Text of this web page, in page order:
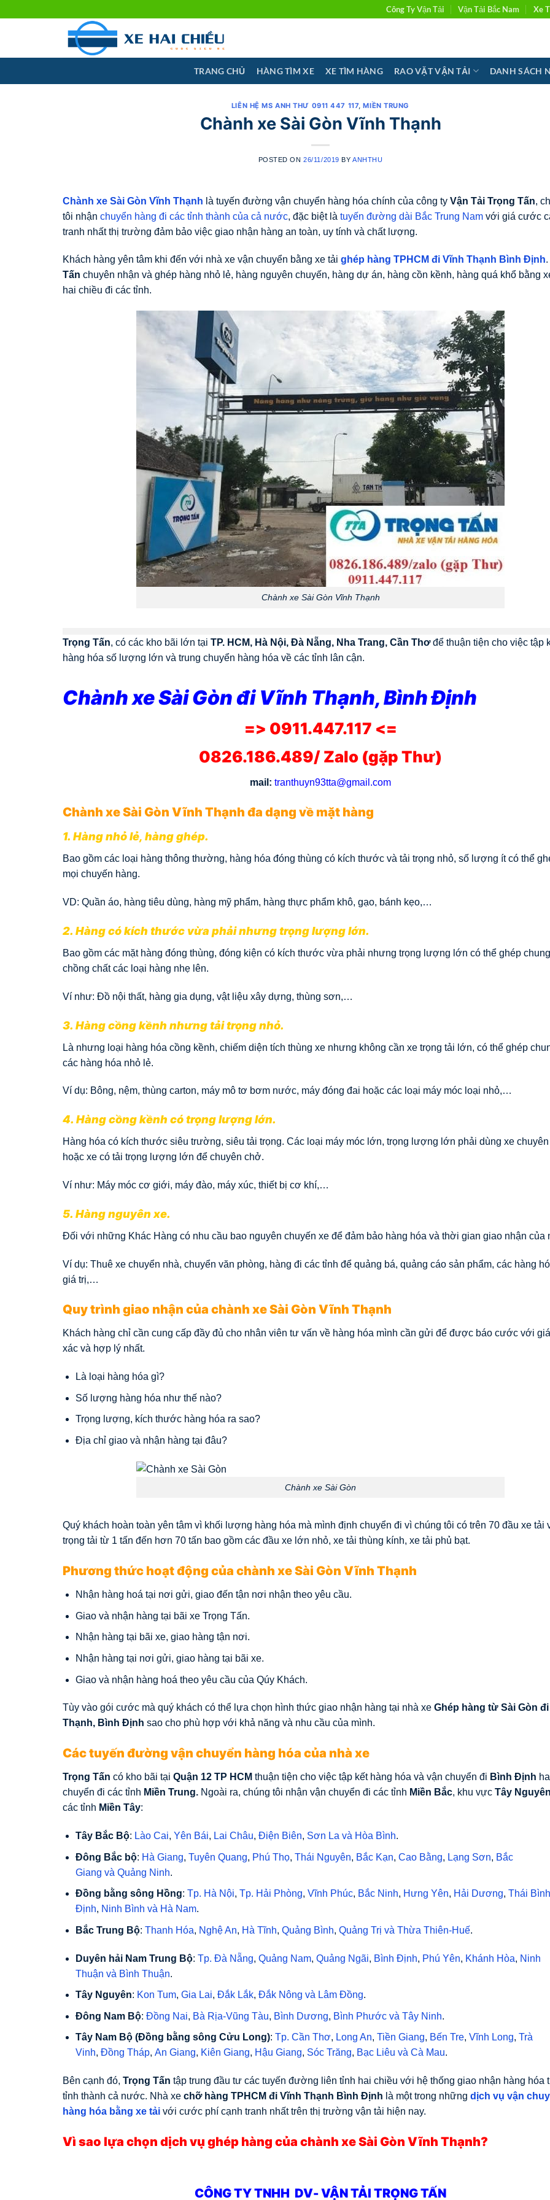
Công Ty Vận Tải Vận Tải Bắc Nam Xe
TRANG CHỦ HÀNG TÌM XE XE TÌM HÀNG RAO VẶT VẬN TẢI DANH SÁCH
LIÊN HỆ MS ANH THƯ 0911 447 117,MIỀN TRUNG
Chành xe Sài Gòn Vĩnh Thạnh
POSTED ON26/11/2019 BYANHTHU
Chành xe Sài Gòn Vĩnh Thạnh là tuyến đường vận chuyển hàng hóa chính của công ty Vận Tải Trọng Tấn,
tôi nhận chuyển hàng đi các tỉnh thành của cả nước, đặc biệt là tuyến đường dài Bắc Trung Nam với giá cước
tranh nhất thị trường đảm bảo việc giao nhận hàng an toàn, uy tính và chất lượng.
Khách hàng yên tâm khi đến với nhà xe vận chuyển bằng xe tải ghép hàng TPHCM đi Vĩnh Thạnh Bình Định.
Tấn chuyên nhận và ghép hàng nhỏ lẻ, hàng nguyên chuyến, hàng dự án, hàng cồn kềnh, hàng quá khổ bằng
hai chiều đi các tỉnh.
Chành xe Sài Gòn Vĩnh Thạnh
Trọng Tấn, có các kho bãi lớn tại TP. HCM, Hà Nội, Đà Nẵng, Nha Trang, Cần Thơđể thuận tiện cho việc tập
hàng hóa số lượng lớn và trung chuyển hàng hóa về các tỉnh lân cận.
Chành xe Sài Gòn đi Vĩnh Thạnh, Bình Định
=> 0911.447.117 <=
0826.186.489/ Zalo (gặp Thư)
mail: tranthuyn93tta@gmail.com
Chành xe Sài Gòn Vĩnh Thạnh đa dạng về mặt hàng
1. Hàng nhỏ lẻ, hàng ghép.
Bao gồm các loại hàng thông thường, hàng hóa đóng thùng có kích thước và tải trọng nhỏ, số lượng ít có thể
mọi chuyến hàng.
VD: Quần áo, hàng tiêu dùng, hàng mỹ phẩm, hàng thực phẩm khô, gạo, bánh kẹo,…
2. Hàng có kích thước vừa phải nhưng trọng lượng lớn.
Bao gồm các mặt hàng đóng thùng, đóng kiện có kích thước vừa phải nhưng trọng lượng lớn có thể ghép
chồng chất các loại hàng nhẹ lên.
Ví như: Đồ nội thất, hàng gia dụng, vật liệu xây dựng, thùng sơn,…
3. Hàng cồng kềnh nhưng tải trọng nhỏ.
Là nhưng loại hàng hóa cồng kềnh, chiếm diện tích thùng xe nhưng không cần xe trọng tải lớn, có thể ghép
các hàng hóa nhỏ lẻ.
Ví dụ: Bông, nệm, thùng carton, máy mô tơ bơm nước, máy đóng đai hoặc các loại máy móc loại nhỏ,…
4. Hàng cồng kềnh có trọng lượng lớn.
Hàng hóa có kích thước siêu trường, siêu tải trọng. Các loại máy móc lớn, trọng lượng lớn phải dùng xe
hoặc xe có tải trọng lượng lớn để chuyên chở.
Ví như: Máy móc cơ giới, máy đào, máy xúc, thiết bị cơ khí,…
5. Hàng nguyên xe.
Đối với những Khác Hàng có nhu cầu bao nguyên chuyến xe để đảm bảo hàng hóa và thời gian giao nhận của
Ví dụ: Thuê xe chuyển nhà, chuyển văn phòng, hàng đi các tỉnh để quảng bá, quảng cáo sản phẩm, các hàng
giá trị,…
Quy trình giao nhận của chành xe Sài Gòn Vĩnh Thạnh
Khách hàng chỉ cần cung cấp đầy đủ cho nhân viên tư vấn về hàng hóa mình cần gửi để được báo cước với
xác và hợp lý nhất.
Là loại hàng hóa gì?
Số lượng hàng hóa như thế nào?
Trọng lượng, kích thước hàng hóa ra sao?
Địa chỉ giao và nhận hàng tại đâu?
Chành xe Sài Gòn
Quý khách hoàn toàn yên tâm vì khối lượng hàng hóa mà mình định chuyển đi vì chúng tôi có trên 70 đầu xe tải
trọng tải từ 1 tấn đến hơn 70 tấn bao gồm các đầu xe lớn nhỏ, xe tải thùng kính, xe tải phủ bạt.
Phương thức hoạt động của chành xe Sài Gòn Vĩnh Thạnh
Nhận hàng hoá tại nơi gửi, giao đến tận nơi nhận theo yêu cầu.
Giao và nhận hàng tại bãi xe Trọng Tấn.
Nhận hàng tại bãi xe, giao hàng tận nơi.
Nhận hàng tại nơi gửi, giao hàng tại bãi xe.
Giao và nhận hàng hoá theo yêu cầu của Qúy Khách.
Tùy vào gói cước mà quý khách có thể lựa chọn hình thức giao nhận hàng tại nhà xe Ghép hàng từ Sài Gòn
Thạnh, Bình Định sao cho phù hợp với khả năng và nhu cầu của mình.
Các tuyến đường vận chuyển hàng hóa của nhà xe
Trọng Tấn có kho bãi tại Quận 12 TP HCM thuận tiện cho việc tập kết hàng hóa và vận chuyển đi Bình Định
chuyển đi các tỉnh Miền Trung. Ngoài ra, chúng tôi nhận vận chuyển đi các tỉnh Miền Bắc, khu vực Tây
các tỉnh Miền Tây:
Tây Bắc Bộ: Lào Cai, Yên Bái, Lai Châu, Điện Biên, Sơn La và Hòa Bình.
Đông Bắc bộ: Hà Giang, Tuyên Quang, Phú Thọ, Thái Nguyên, Bắc Kạn, Cao Bằng, Lạng Sơn, Bắc
Giang và Quảng Ninh.
Đồng bằng sông Hồng: Tp. Hà Nội, Tp. Hải Phòng, Vĩnh Phúc, Bắc Ninh, Hưng Yên, Hải Dương, Thái Bình
Định, Ninh Bình và Hà Nam.
Bắc Trung Bộ: Thanh Hóa, Nghệ An, Hà Tĩnh, Quảng Bình, Quảng Trị và Thừa Thiên-Huế.
Duyên hải Nam Trung Bộ: Tp. Đà Nẵng, Quảng Nam, Quảng Ngãi, Bình Định, Phú Yên, Khánh Hòa, Ninh
Thuận và Bình Thuận.
Tây Nguyên: Kon Tum, Gia Lai, Đắk Lắk, Đắk Nông và Lâm Đồng.
Đông Nam Bộ: Đồng Nai, Bà Rịa-Vũng Tàu, Bình Dương, Bình Phước và Tây Ninh.
Tây Nam Bộ (Đồng bằng sông Cửu Long): Tp. Cần Thơ, Long An, Tiền Giang, Bến Tre, Vĩnh Long, Trà
Vinh, Đồng Tháp, An Giang, Kiên Giang, Hậu Giang, Sóc Trăng, Bạc Liêu và Cà Mau.
Bên cạnh đó, Trọng Tấn tập trung đầu tư các tuyến đường liên tỉnh hai chiều với hệ thống giao nhận hàng hóa
tỉnh thành cả nước. Nhà xe chỡ hàng TPHCM đi Vĩnh Thạnh Bình Định là một trong những dịch vụ vận
hàng hóa bằng xe tải với cước phí cạnh tranh nhất trên thị trường vận tải hiện nay.
Vì sao lựa chọn dịch vụ ghép hàng của chành xe Sài Gòn Vĩnh Thạnh?
CÔNG TY TNHH DV- VẬN TẢI TRỌNG TẤN